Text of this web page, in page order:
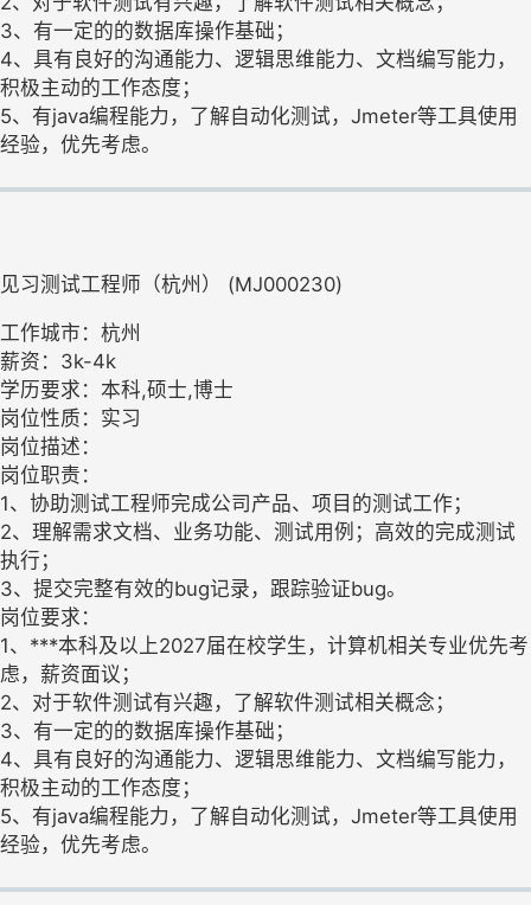
3、有一定的的数据库操作基础；
4、具有良好的沟通能力、逻辑思维能力、文档编写能力，
积极主动的工作态度；
5、有java编程能力，了解自动化测试，Jmeter等工具使用
经验，优先考虑。
见习测试工程师（杭州） (MJ000230)
工作城市：杭州
薪资：3k-4k
学历要求：本科,硕士,博士
岗位性质：实习
岗位描述：
岗位职责：
1、协助测试工程师完成公司产品、项目的测试工作；
2、理解需求文档、业务功能、测试用例；高效的完成测试
执行；
3、提交完整有效的bug记录，跟踪验证bug。
岗位要求：
1、***本科及以上2027届在校学生，计算机相关专业优先考
虑，薪资面议；
2、对于软件测试有兴趣，了解软件测试相关概念；
3、有一定的的数据库操作基础；
4、具有良好的沟通能力、逻辑思维能力、文档编写能力，
积极主动的工作态度；
5、有java编程能力，了解自动化测试，Jmeter等工具使用
经验，优先考虑。